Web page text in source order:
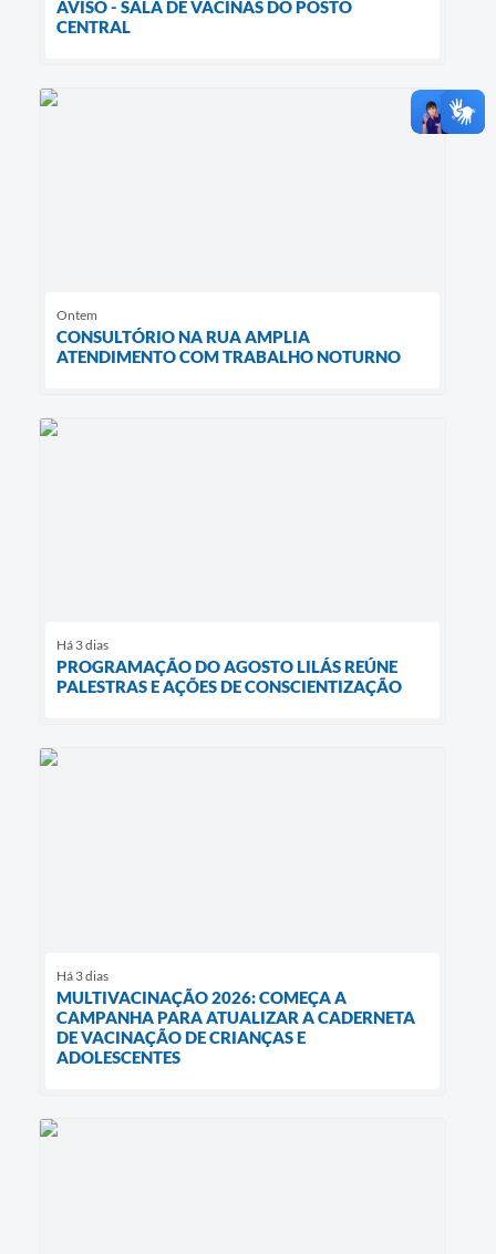
AVISO - SALA DE VACINAS DO POSTO
CENTRAL
Ontem
CONSULTÓRIO NA RUA AMPLIA
ATENDIMENTO COM TRABALHO NOTURNO
Há 3 dias
PROGRAMAÇÃO DO AGOSTO LILÁS REÚNE
PALESTRAS E AÇÕES DE CONSCIENTIZAÇÃO
Há 3 dias
MULTIVACINAÇÃO 2026: COMEÇA A
CAMPANHA PARA ATUALIZAR A CADERNETA
DE VACINAÇÃO DE CRIANÇAS E
ADOLESCENTES